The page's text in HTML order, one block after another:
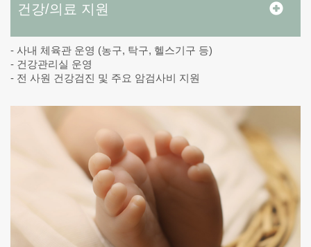
건강/의료 지원
- 사내 체육관 운영 (농구, 탁구, 헬스기구 등)
- 건강관리실 운영
- 전 사원 건강검진 및 주요 암검사비 지원